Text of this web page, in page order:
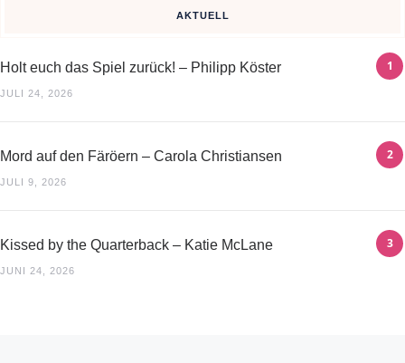
AKTUELL
Holt euch das Spiel zurück! – Philipp Köster
JULI 24, 2026
Mord auf den Färöern – Carola Christiansen
JULI 9, 2026
Kissed by the Quarterback – Katie McLane
JUNI 24, 2026